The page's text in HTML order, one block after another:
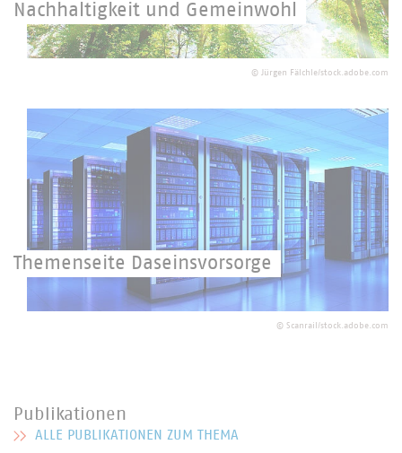
Nachhaltigkeit und Gemeinwohl
Der Generation von Morgen verpflichtet.
© Jürgen Fälchle/stock.adobe.com
Themenseite Daseinsvorsorge
Höchste Priorität für den Schutz Ihrer Daten.
© Scanrail/stock.adobe.com
Publikationen
MEHR ZU PUBLIKATIONEN
ALLE PUBLIKATIONEN ZUM THEMA